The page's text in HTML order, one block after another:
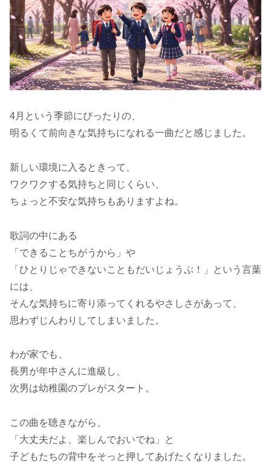
4月という季節にぴったりの、
明るくて前向きな気持ちになれる一曲だと感じました。
新しい環境に入るときって、
ワクワクする気持ちと同じくらい、
ちょっと不安な気持ちもありますよね。
歌詞の中にある
「できることちがうから」や
「ひとりじゃできないこともだいじょうぶ！」という言葉
には、
そんな気持ちに寄り添ってくれるやさしさがあって、
思わずじんわりしてしまいました。
わが家でも、
長男が年中さんに進級し、
次男は幼稚園のプレがスタート。
この曲を聴きながら、
「大丈夫だよ、楽しんでおいでね」と
子どもたちの背中をそっと押してあげたくなりました。